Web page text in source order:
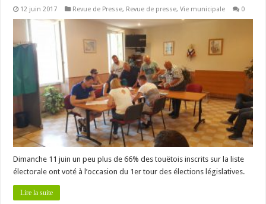
12 juin 2017 Revue de Presse, Revue de presse,Vie municipale 0
Dimanche 11 juin un peu plus de 66% des touëtois inscrits sur la liste
électorale ont voté à l’occasion du 1er tour des élections législatives.
Lire la suite